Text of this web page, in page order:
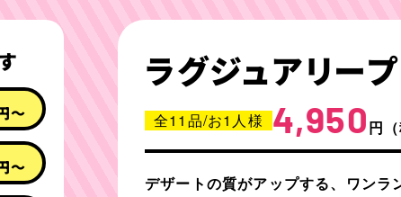
〜
〜
ラグジュアリー
全11品/お1人様 4,950円
デザートの質がアップする、ワンラ